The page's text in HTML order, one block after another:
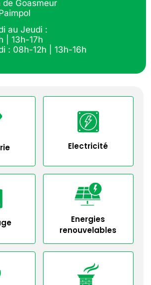
de Goasmeur
au Jeudi :
| 13h-17h
: 08h-12h | 13h-16h
Electricité
Energies
renouvelables